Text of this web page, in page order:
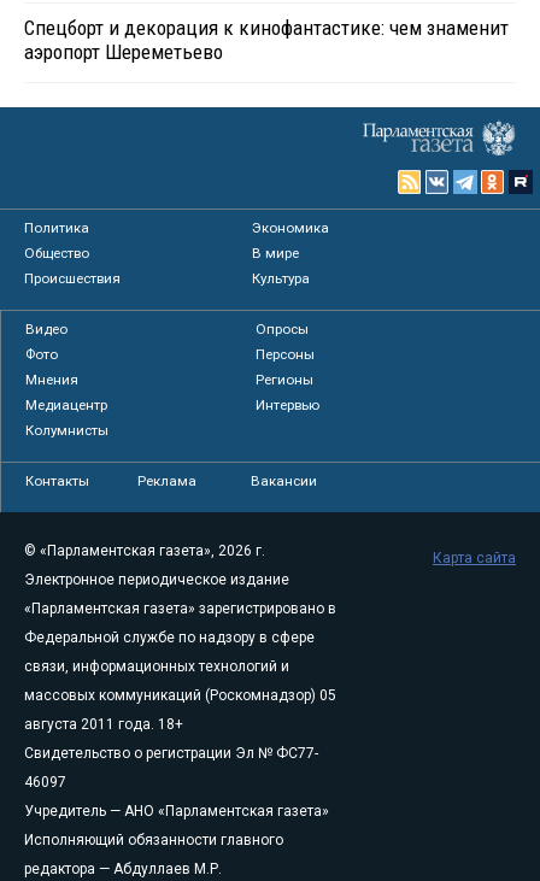
Спецборт и декорация к кинофантастике: чем знаменит
аэропорт Шереметьево
Политика
Экономика
Общество
В мире
Происшествия
Культура
Видео
Опросы
Фото
Персоны
Мнения
Регионы
Медиацентр
Интервью
Колумнисты
Контакты Реклама Вакансии
© «Парламентская газета», 2026 г.
Электронное периодическое издание
«Парламентская газета» зарегистрировано в
Федеральной службе по надзору в сфере
связи, информационных технологий и
массовых коммуникаций (Роскомнадзор) 05
августа 2011 года. 18+
Свидетельство о регистрации Эл № ФС77-
46097
Учредитель — АНО «Парламентская газета»
Исполняющий обязанности главного
редактора — Абдуллаев М.Р.
Карта сайта